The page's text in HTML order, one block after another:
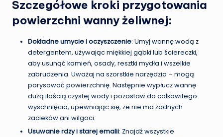
Szczegółowe kroki przygotowania
powierzchni wanny żeliwnej:
Dokładne umycie i oczyszczenie: Umyj wannę wodą z
detergentem, używając miękkiej gąbki lub ściereczki,
aby usunąć kamień, osady, resztki mydła i wszelkie
zabrudzenia. Uważaj na szorstkie narzędzia – mogą
porysować powierzchnię. Następnie wypłucz wannę
dużą ilością czystej wody i pozostaw do całkowitego
wyschnięcia, upewniając się, że nie ma żadnych
zacieków ani wilgoci.
Usuwanie rdzy i starej emalii: Znajdź wszystkie